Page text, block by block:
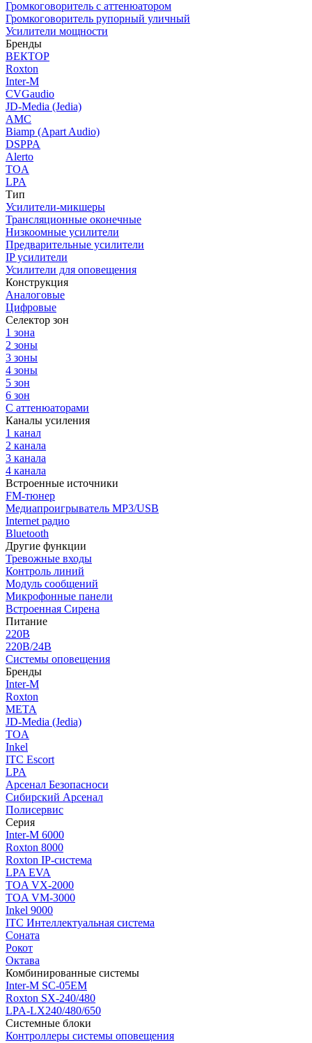
Громкоговоритель с аттенюатором
Громкоговоритель рупорный уличный
Усилители мощности
Бренды
ВЕКТОР
Roxton
Inter-M
CVGaudio
JD-Media (Jedia)
AMC
Biamp (Apart Audio)
DSPPA
Alerto
TOA
LPA
Тип
Усилители-микшеры
Трансляционные оконечные
Низкоомные усилители
Предварительные усилители
IP усилители
Усилители для оповещения
Конструкция
Аналоговые
Цифровые
Селектор зон
1 зона
2 зоны
3 зоны
4 зоны
5 зон
6 зон
С аттенюаторами
Каналы усиления
1 канал
2 канала
3 канала
4 канала
Встроенные источники
FM-тюнер
Медиапроигрыватель MP3/USB
Internet радио
Bluetooth
Другие функции
Тревожные входы
Контроль линий
Модуль сообщений
Микрофонные панели
Встроенная Сирена
Питание
220В
220В/24В
Системы оповещения
Бренды
Inter-M
Roxton
МЕТА
JD-Media (Jedia)
TOA
Inkel
ITC Escort
LPA
Арсенал Безопасноси
Сибирский Арсенал
Полисервис
Серия
Inter-M 6000
Roxton 8000
Roxton IP-система
LPA EVA
TOA VX-2000
TOA VM-3000
Inkel 9000
ITC Интеллектуальная система
Соната
Рокот
Октава
Комбинированные системы
Inter-M SC-05EM
Roxton SX-240/480
LPA-LX240/480/650
Системные блоки
Контроллеры системы оповещения